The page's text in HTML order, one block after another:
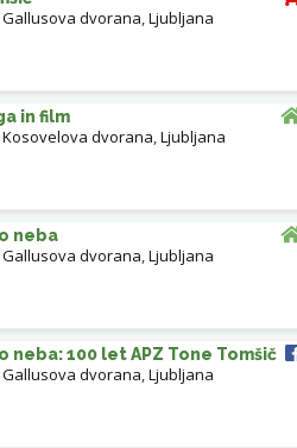
dvorana,Ljubljana
in film
dvorana,Ljubljana
neba
dvorana,Ljubljana
neba: 100 let APZ Tone Tomšič
dvorana,Ljubljana